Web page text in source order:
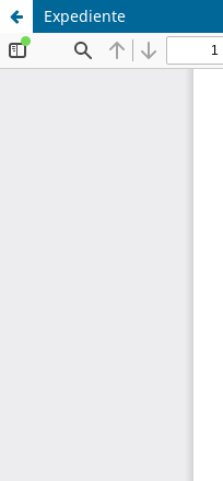
Expediente